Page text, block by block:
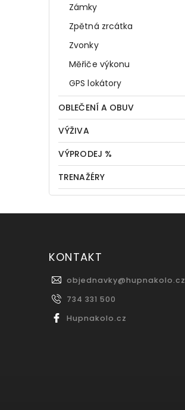
Zámky
Zpětná zrcátka
Zvonky
Měřiče výkonu
GPS lokátory
OBLEČENÍ A OBUV
VÝŽIVA
VÝPRODEJ %
TRENAŽÉRY
KONTAKT
objednavky@hupnakolo.cz
734 331 500
Hupnakolo.cz